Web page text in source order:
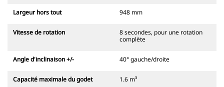
Largeur hors tout 948 mm
Vitesse de rotation
8 secondes, pour une rotation
complète
Angle d'inclinaison +/- 40° gauche/droite
Capacité maximale du godet 1.6 m³